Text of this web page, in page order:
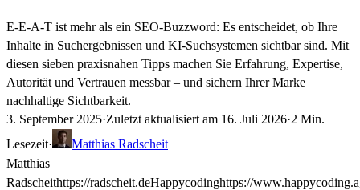
E-E-A-T ist mehr als ein SEO-Buzzword: Es entscheidet, ob Ihre
Inhalte in Suchergebnissen und KI-Suchsystemen sichtbar sind. Mit
diesen sieben praxisnahen Tipps machen Sie Erfahrung, Expertise,
Autorität und Vertrauen messbar – und sichern Ihrer Marke
nachhaltige Sichtbarkeit.
3. September 2025·Zuletzt aktualisiert am 16. Juli 2026·2 Min.
Lesezeit·
Matthias Radscheit
Matthias
Radscheithttps://radscheit.deHappycodinghttps://